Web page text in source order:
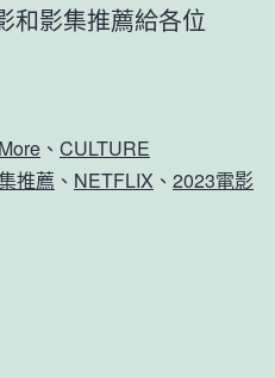
和影集推薦給各位
More 、 CULTURE
推薦 、 NETFLIX 、 2023電影